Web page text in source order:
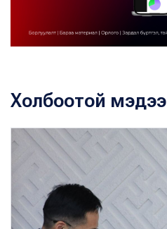
Холбоотой мэдээ